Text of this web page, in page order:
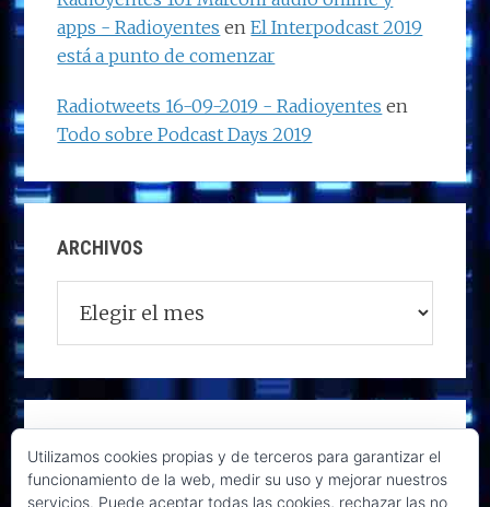
apps - Radioyentes enEl Interpodcast 2019
está a punto de comenzar
Radiotweets 16-09-2019 - Radioyentes en
Todo sobre Podcast Days 2019
ARCHIVOS
Utilizamos cookies propias y de terceros para garantizar el
funcionamiento de la web, medir su uso y mejorar nuestros
servicios. Puede aceptar todas las cookies, rechazar las no